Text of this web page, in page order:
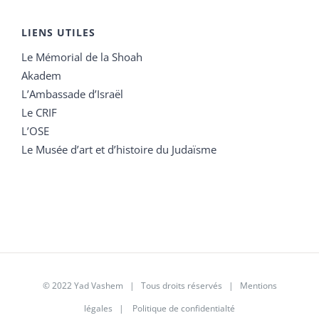
LIENS UTILES
Le Mémorial de la Shoah
Akadem
L’Ambassade d’Israël
Le CRIF
L’OSE
Le Musée d’art et d’histoire du Judaïsme
© 2022 Yad Vashem | Tous droits réservés | Mentions
légales | Politique de confidentialté